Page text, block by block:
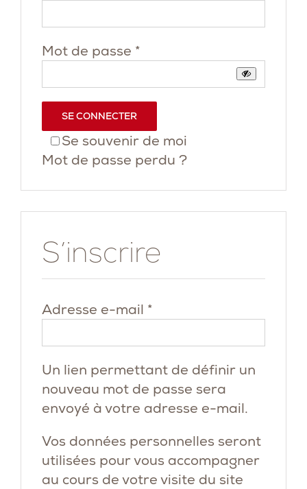
Mot de passe *
Se souvenir de moi
SE CONNECTER
Mot de passe perdu ?
S’inscrire
Adresse e-mail *
Un lien permettant de définir un
nouveau mot de passe sera
envoyé à votre adresse e-mail.
Vos données personnelles seront
utilisées pour vous accompagner
au cours de votre visite du site